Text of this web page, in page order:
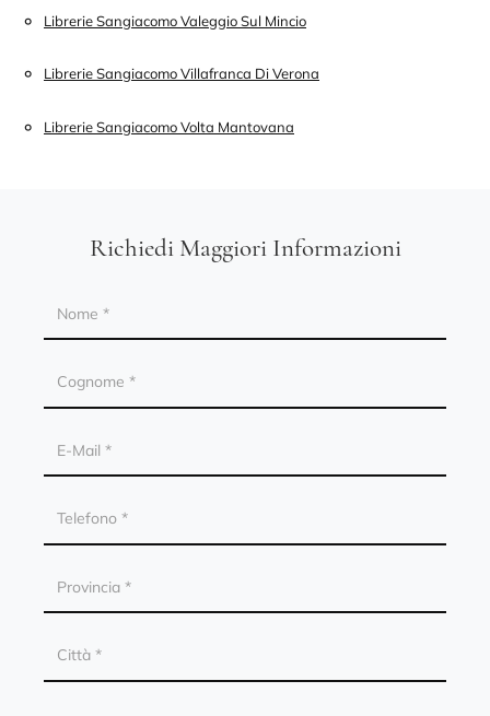
Librerie Sangiacomo Valeggio Sul Mincio
Librerie Sangiacomo Villafranca Di Verona
Librerie Sangiacomo Volta Mantovana
Richiedi Maggiori Informazioni